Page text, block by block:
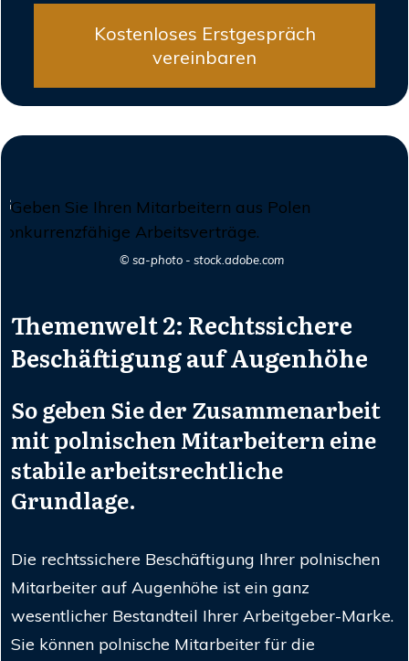
Kostenloses Erstgespräch
vereinbaren
© sa-photo - stock.adobe.com
Themenwelt 2: Rechtssichere
Beschäftigung auf Augenhöhe
So geben Sie der Zusammenarbeit
mit polnischen Mitarbeitern eine
stabile arbeitsrechtliche
Grundlage.
Die rechtssichere Beschäftigung Ihrer polnischen
Mitarbeiter auf Augenhöhe ist ein ganz
wesentlicher Bestandteil Ihrer Arbeitgeber-Marke.
Sie können polnische Mitarbeiter für die